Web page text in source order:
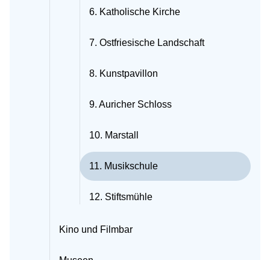
6. Katholische Kirche
7. Ostfriesische Landschaft
8. Kunstpavillon
9. Auricher Schloss
10. Marstall
11. Musikschule
12. Stiftsmühle
Kino und Filmbar